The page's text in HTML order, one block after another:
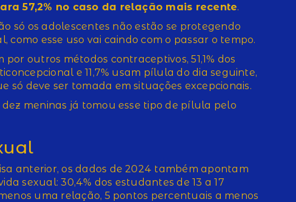
57,2% no caso da relação mais recente.
só os adolescentes não estão se protegendo
como esse uso vai caindo com o passar o tempo.
outros métodos contraceptivos, 51,1% dos
e 11,7% usam pílula do dia seguinte,
só deve ser tomada em situações excepcionais.
meninas já tomou esse tipo de pílula pelo
anterior, os dados de 2024 também apontam
sexual: 30,4% dos estudantes de 13 a 17
uma relação, 5 pontos percentuais a menos